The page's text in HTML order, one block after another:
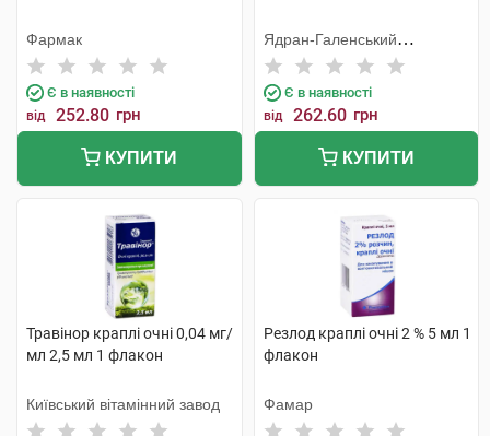
Фармак
Є в наявності
від 252.80 грн
КУПИТИ
Ядран-Галенський
Лабораторій
Є в наявності
від 262.60 грн
КУПИТИ
Травінор краплі очні 0,04 мг/
мл 2,5 мл 1 флакон
Київський вітамінний завод
Резлод краплі очні 2 % 5 мл 1
флакон
Фамар